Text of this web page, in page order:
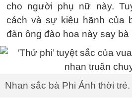
cho người phụ nữ này.
cách và sự kiêu hãnh của
đàn ông đào hoa này say bà
Nhan sắc bà Phi Ánh thời trẻ.